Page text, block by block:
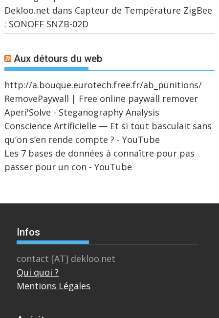
Dekloo.net dans Capteur de Température ZigBee
: SONOFF SNZB-02D
Aux détours du web
http://a.bouque.eurotech.free.fr/ab_punitions/
RemovePaywall | Free online paywall remover
Aperi'Solve - Steganography Analysis
Conscience Artificielle — Et si tout basculait sans
qu’on s’en rende compte ? - YouTube
Les 7 bases de données à connaître pour pas
passer pour un con - YouTube
Infos
contact [AT] dekloo.net
Qui quoi ?
Mentions Légales